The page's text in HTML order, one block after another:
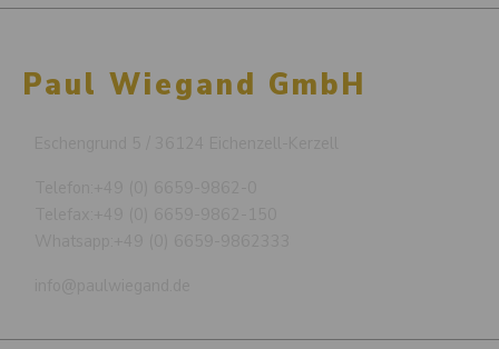
Paul Wiegand GmbH